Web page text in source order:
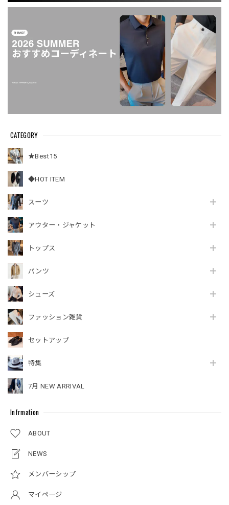
CATEGORY
★Best15
◆HOT ITEM
スーツ
アウター・ジャケット
トップス
パンツ
シューズ
ファッション雑貨
セットアップ
特集
7月 NEW ARRIVAL
Infrmation
ABOUT
NEWS
メンバーシップ
マイページ